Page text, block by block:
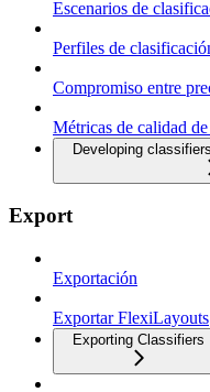
Escenarios de
Perfiles de
Compromiso entre
Métricas de calidad
Developing
Export
Exportación
Exportar FlexiLayouts
Exporting Classifiers